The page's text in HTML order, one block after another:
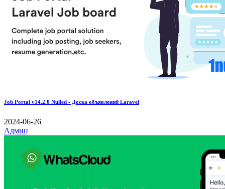
Job Portal v14.2.0 Nulled - Доска объявлений Laravel
2024-06-26
Админ